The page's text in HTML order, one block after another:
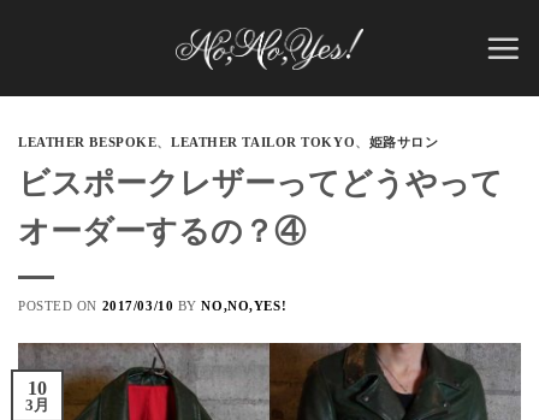
LEATHER BESPOKE、 LEATHER TAILOR TOKYO、 姫路サロン
ビスポークレザーってどうやって
オーダーするの？④
POSTED ON 2017/03/10 BYNO,NO,YES!
10
3月